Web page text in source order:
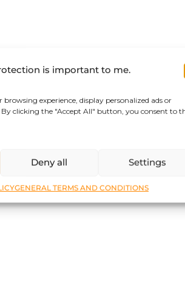
is important to me.
browsing experience, display personalized ads or
clicking the "Accept All" button, you consent to
Deny all Settings
GENERAL TERMS AND CONDITIONS